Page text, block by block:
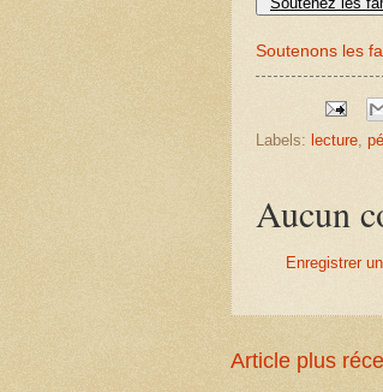
Soutenons les
Labels: lecture
Aucun
Enregistrer
Article plus